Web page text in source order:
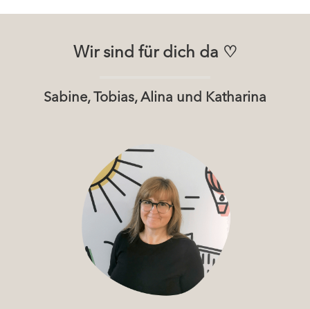
Wir sind für dich da ♡
Sabine, Tobias, Alina und Katharina